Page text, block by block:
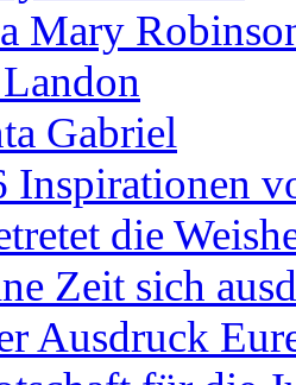
Mary
Gabriel
Inspirationen
die
Zeit sich
Ausdruck